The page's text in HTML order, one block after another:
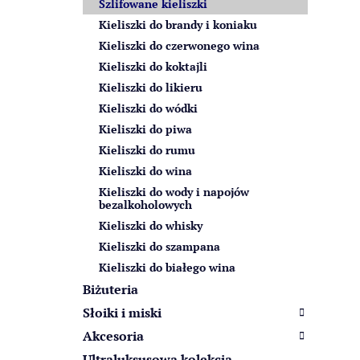
Szlifowane kieliszki
Kieliszki do brandy i koniaku
Kieliszki do czerwonego wina
Kieliszki do koktajli
Kieliszki do likieru
Kieliszki do wódki
Kieliszki do piwa
Kieliszki do rumu
Kieliszki do wina
Kieliszki do wody i napojów
bezalkoholowych
Kieliszki do whisky
Kieliszki do szampana
Kieliszki do białego wina
Biżuteria
Słoiki i miski
Akcesoria